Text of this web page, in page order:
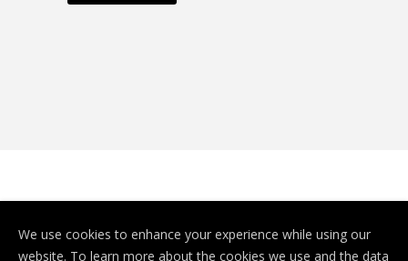
sites internet à Mulhouse
We use cookies to enhance your experience while using our
website. To learn more about the cookies we use and the data